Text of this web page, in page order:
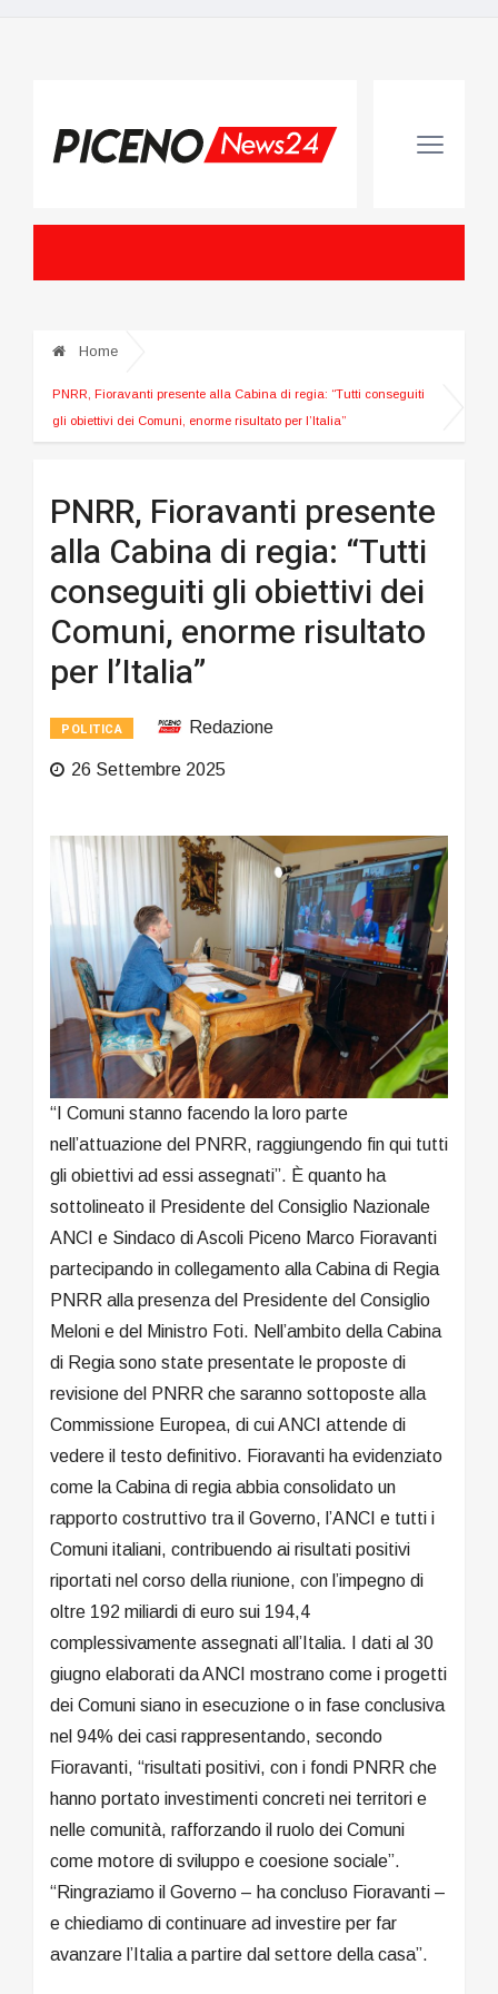
Home
PNRR, Fioravanti presente alla Cabina di regia: “Tutti conseguiti
gli obiettivi dei Comuni, enorme risultato per l’Italia”
PNRR, Fioravanti presente
alla Cabina di regia: “Tutti
conseguiti gli obiettivi dei
Comuni, enorme risultato
per l’Italia”
POLITICA Redazione
26 Settembre 2025
“I Comuni stanno facendo la loro parte
nell’attuazione del PNRR, raggiungendo fin qui tutti
gli obiettivi ad essi assegnati”. È quanto ha
sottolineato il Presidente del Consiglio Nazionale
ANCI e Sindaco di Ascoli Piceno Marco Fioravanti
partecipando in collegamento alla Cabina di Regia
PNRR alla presenza del Presidente del Consiglio
Meloni e del Ministro Foti. Nell’ambito della Cabina
di Regia sono state presentate le proposte di
revisione del PNRR che saranno sottoposte alla
Commissione Europea, di cui ANCI attende di
vedere il testo definitivo. Fioravanti ha evidenziato
come la Cabina di regia abbia consolidato un
rapporto costruttivo tra il Governo, l’ANCI e tutti i
Comuni italiani, contribuendo ai risultati positivi
riportati nel corso della riunione, con l’impegno di
oltre 192 miliardi di euro sui 194,4
complessivamente assegnati all’Italia. I dati al 30
giugno elaborati da ANCI mostrano come i progetti
dei Comuni siano in esecuzione o in fase conclusiva
nel 94% dei casi rappresentando, secondo
Fioravanti, “risultati positivi, con i fondi PNRR che
hanno portato investimenti concreti nei territori e
nelle comunità, rafforzando il ruolo dei Comuni
come motore di sviluppo e coesione sociale”.
“Ringraziamo il Governo – ha concluso Fioravanti –
e chiediamo di continuare ad investire per far
avanzare l’Italia a partire dal settore della casa”.